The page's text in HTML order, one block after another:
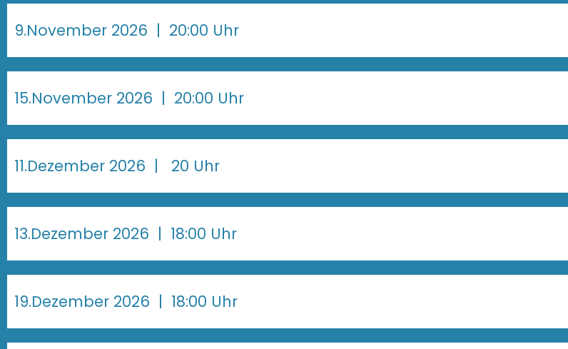
9.November 2026 | 20:00 Uhr
15.November 2026 | 20:00 Uhr
11.Dezember 2026 | 20 Uhr
13.Dezember 2026 | 18:00 Uhr
19.Dezember 2026 | 18:00 Uhr